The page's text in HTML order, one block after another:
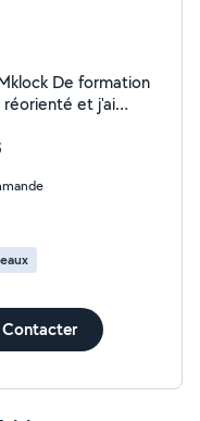
De formation
réorienté et j'ai
gros acquis, ces
à la maîtrise des
plus de 7 ans. Au
Je recommande
Contacter